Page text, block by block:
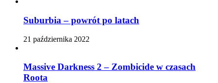
Suburbia – powrót po latach
21 października 2022
Massive Darkness 2 – Zombicide w czasach
Roota